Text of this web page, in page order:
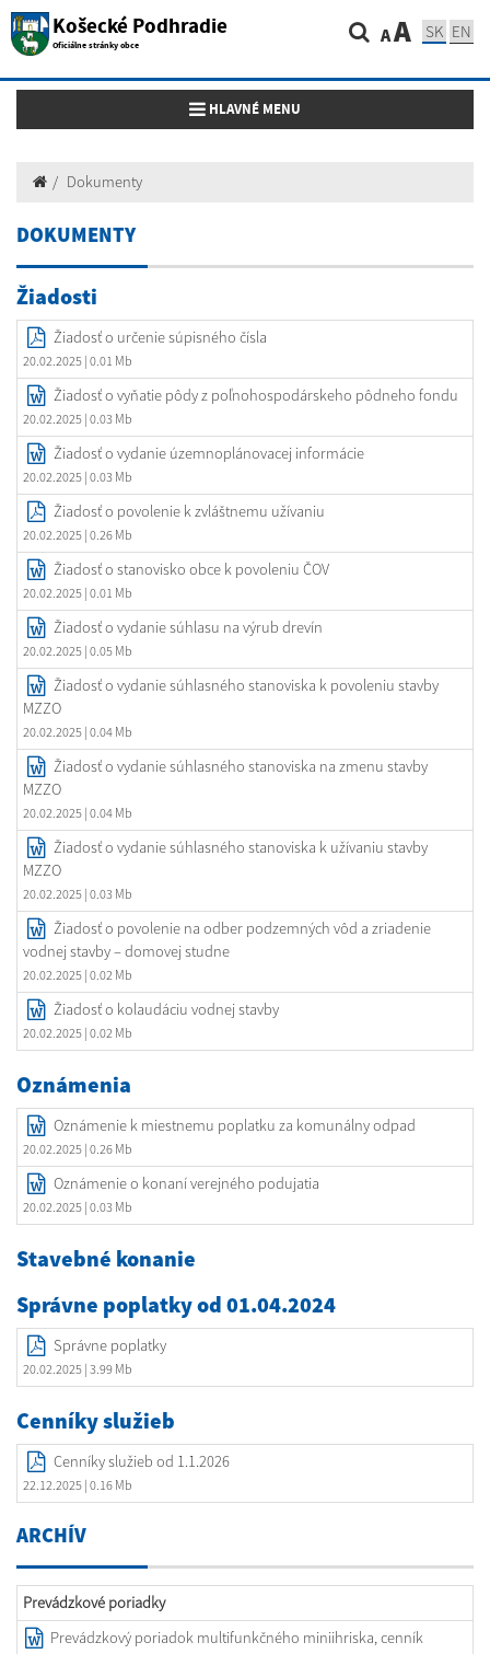
Košecké Podhradie
Oficiálne stránky obce AA SK EN
Toggle navigation
HLAVNÉ MENU
Dokumenty
DOKUMENTY
Žiadosti
Žiadosť o určenie súpisného čísla
20.02.2025 | 0.01 Mb
Žiadosť o vyňatie pôdy z poľnohospodárskeho pôdneho fondu
20.02.2025 | 0.03 Mb
Žiadosť o vydanie územnoplánovacej informácie
20.02.2025 | 0.03 Mb
Žiadosť o povolenie k zvláštnemu užívaniu
20.02.2025 | 0.26 Mb
Žiadosť o stanovisko obce k povoleniu ČOV
20.02.2025 | 0.01 Mb
Žiadosť o vydanie súhlasu na výrub drevín
20.02.2025 | 0.05 Mb
Žiadosť o vydanie súhlasného stanoviska k povoleniu stavby
MZZO
20.02.2025 | 0.04 Mb
Žiadosť o vydanie súhlasného stanoviska na zmenu stavby
MZZO
20.02.2025 | 0.04 Mb
Žiadosť o vydanie súhlasného stanoviska k užívaniu stavby
MZZO
20.02.2025 | 0.03 Mb
Žiadosť o povolenie na odber podzemných vôd a zriadenie
vodnej stavby – domovej studne
20.02.2025 | 0.02 Mb
Žiadosť o kolaudáciu vodnej stavby
20.02.2025 | 0.02 Mb
Oznámenia
Oznámenie k miestnemu poplatku za komunálny odpad
20.02.2025 | 0.26 Mb
Oznámenie o konaní verejného podujatia
20.02.2025 | 0.03 Mb
Stavebné konanie
Správne poplatky od 01.04.2024
Správne poplatky
20.02.2025 | 3.99 Mb
Cenníky služieb
Cenníky služieb od 1.1.2026
22.12.2025 | 0.16 Mb
ARCHÍV
Prevádzkové poriadky
Prevádzkový poriadok multifunkčného miniihriska, cenník